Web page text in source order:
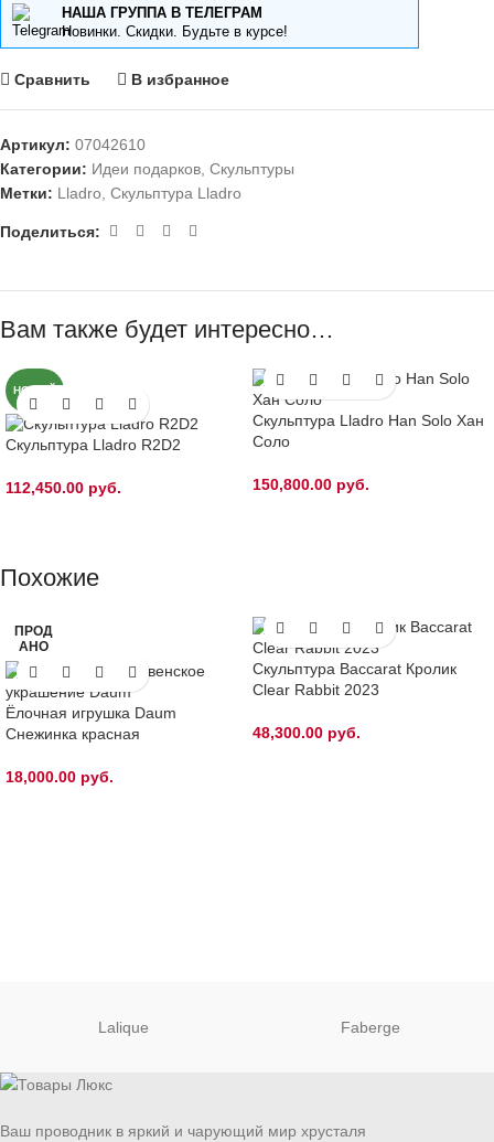
НАША ГРУППА В ТЕЛЕГРАМ
Новинки. Скидки. Будьте в курсе!
Сравнить В избранное
Артикул: 07042610
Категории: Идеи подарков, Скульптуры
Метки: Lladro, Скульптура Lladro
Поделиться:
Вам также будет интересно…
НОВЫЙ
Скульптура Lladro R2D2
112,450.00 руб.
Скульптура Lladro Han Solo Хан
Соло
150,800.00 руб.
Похожие
ПРОД
АНО
Ёлочная игрушка Daum
Снежинка красная
18,000.00 руб.
Скульптура Baccarat Кролик
Clear Rabbit 2023
48,300.00 руб.
Lalique Faberge
Ваш проводник в яркий и чарующий мир хрусталя